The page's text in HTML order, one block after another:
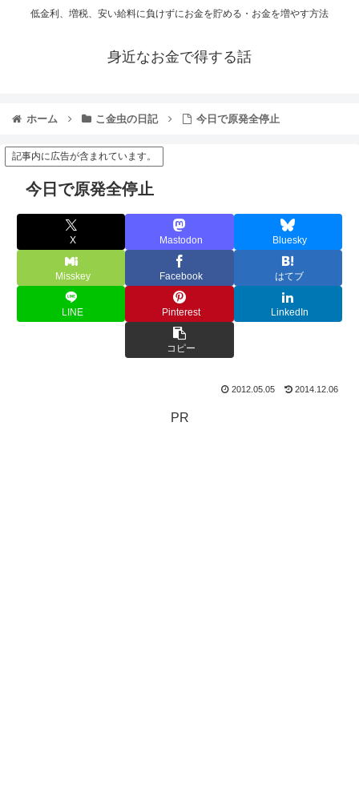
低金利、増税、安い給料に負けずにお金を貯める・お金を増やす方法
身近なお金で得する話
ホーム こ金虫の日記 今日で原発全停止
記事内に広告が含まれています。
今日で原発全停止
X Mastodon Bluesky
Misskey Facebook はてブ
LINE Pinterest LinkedIn
コピー
2012.05.05 2014.12.06
PR